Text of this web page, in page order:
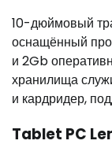
10-дюймовый
оснащённый
и 2Gb
хранилища
и кардридер,
Tablet PC